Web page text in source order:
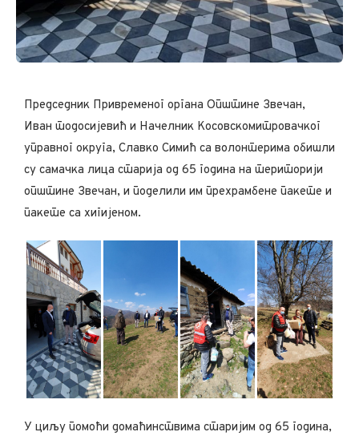
Председник Привременог органа Општине Звечан,
Иван тодосијевић и Начелник Косовскомитровачког
управног округа, Славко Симић са волонтерима обишли
су самачка лица старија од 65 година на територији
општине Звечан, и поделили им прехрамбене пакете и
пакете са хигијеном.
У циљу помоћи домаћинствима старијим од 65 година,